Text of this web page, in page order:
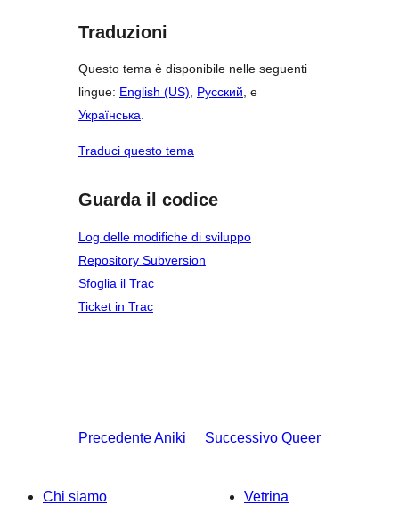
Traduzioni
Questo tema è disponibile nelle seguenti
lingue: English (US), Русский, e
Українська.
Traduci questo tema
Guarda il codice
Log delle modifiche di sviluppo
Repository Subversion
Sfoglia il Trac
Ticket in Trac
PrecedenteAniki Successivo Queer
Chi siamo
Vetrina